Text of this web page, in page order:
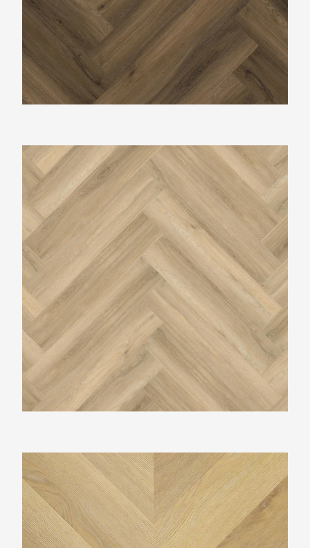
Ambiant Spigato Beige
TFD Hungarian Point 1616